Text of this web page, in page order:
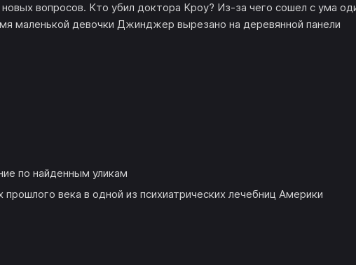
вопросов. Кто убил доктора Кроу? Из-за чего сошел с ума
маленькой девочки Джинджер вырезано на деревянной панели
по найденным уликам
века в одной из психиатрических лечебниц Америки